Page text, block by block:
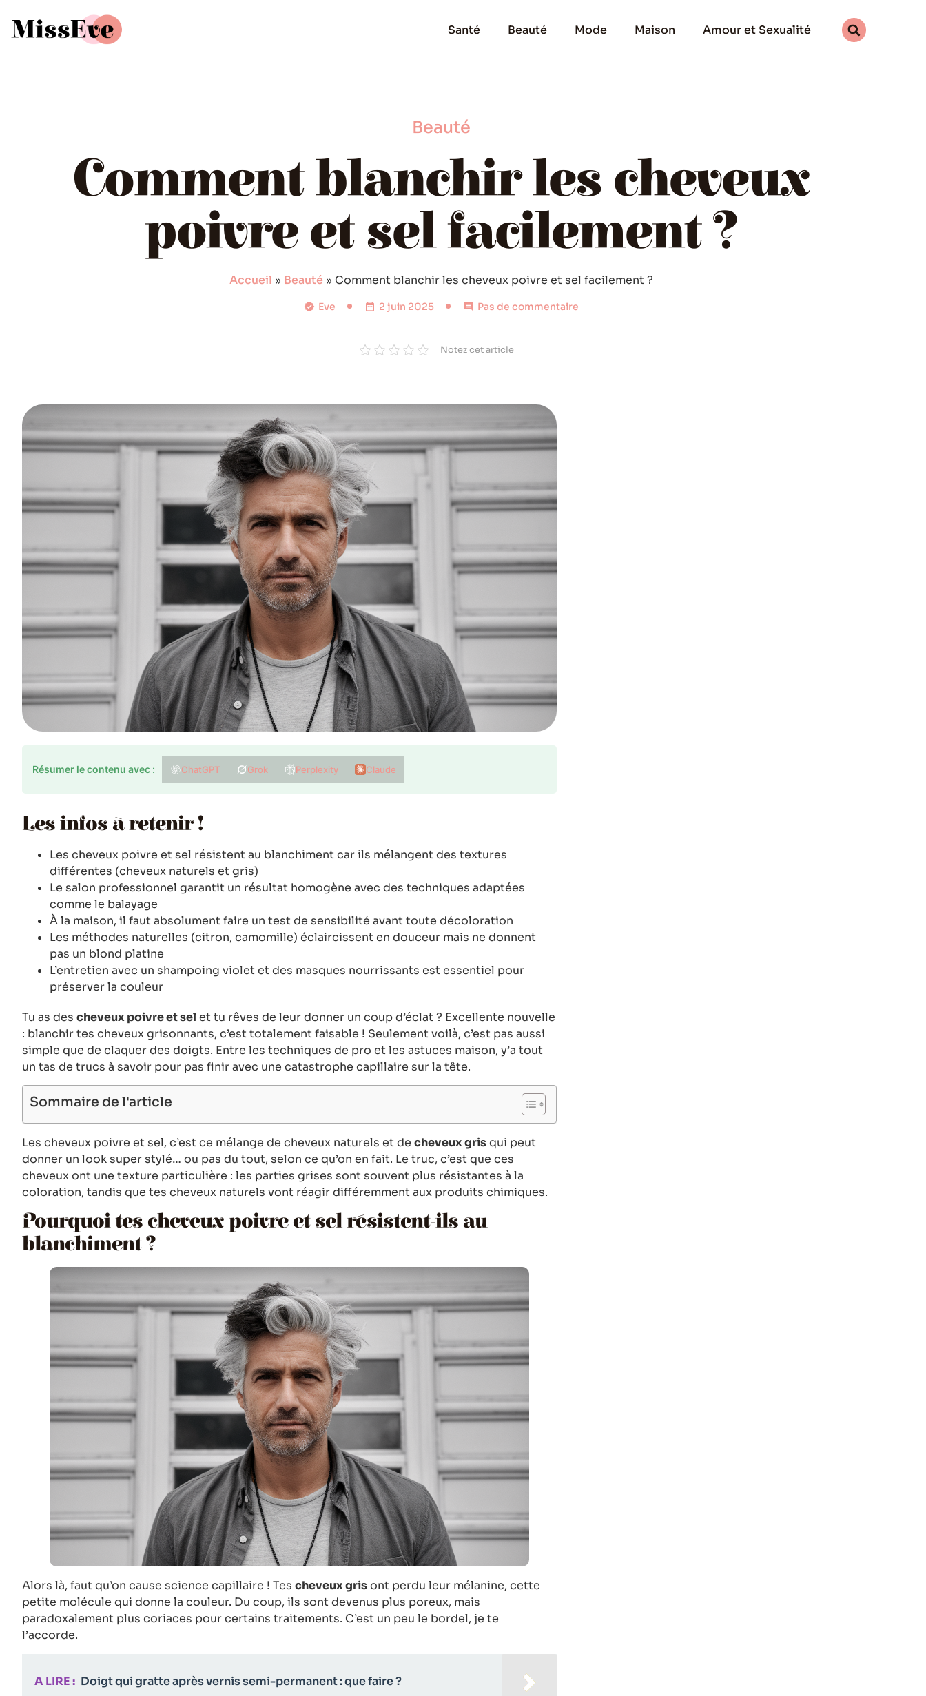
Santé Beauté Mode Maison Amour et Sexualité
Beauté
Comment blanchir les cheveux
poivre et sel facilement ?
Accueil » Beauté » Comment blanchir les cheveux poivre et sel facilement ?
Eve 2 juin 2025 Pas de commentaire
Notez cet article
Résumer le contenu avec : ChatGPT Grok Perplexity Claude
Les infos à retenir !
Les cheveux poivre et sel résistent au blanchiment car ils mélangent des textures
différentes (cheveux naturels et gris)
Le salon professionnel garantit un résultat homogène avec des techniques adaptées
comme le balayage
À la maison, il faut absolument faire un test de sensibilité avant toute décoloration
Les méthodes naturelles (citron, camomille) éclaircissent en douceur mais ne donnent
pas un blond platine
L’entretien avec un shampoing violet et des masques nourrissants est essentiel pour
préserver la couleur
Tu as des cheveux poivre et sel et tu rêves de leur donner un coup d’éclat ? Excellente nouvelle
: blanchir tes cheveux grisonnants, c’est totalement faisable ! Seulement voilà, c’est pas aussi
simple que de claquer des doigts. Entre les techniques de pro et les astuces maison, y’a tout
un tas de trucs à savoir pour pas finir avec une catastrophe capillaire sur la tête.
Sommaire de l'article
Les cheveux poivre et sel, c’est ce mélange de cheveux naturels et de cheveux grisqui peut
donner un look super stylé… ou pas du tout, selon ce qu’on en fait. Le truc, c’est que ces
cheveux ont une texture particulière : les parties grises sont souvent plus résistantes à la
coloration, tandis que tes cheveux naturels vont réagir différemment aux produits chimiques.
Pourquoi tes cheveux poivre et sel résistent-ils au
blanchiment ?
Alors là, faut qu’on cause science capillaire ! Tes cheveux grisont perdu leur mélanine, cette
petite molécule qui donne la couleur. Du coup, ils sont devenus plus poreux, mais
paradoxalement plus coriaces pour certains traitements. C’est un peu le bordel, je te
l’accorde.
A LIRE : Doigt qui gratte après vernis semi-permanent : que faire ?